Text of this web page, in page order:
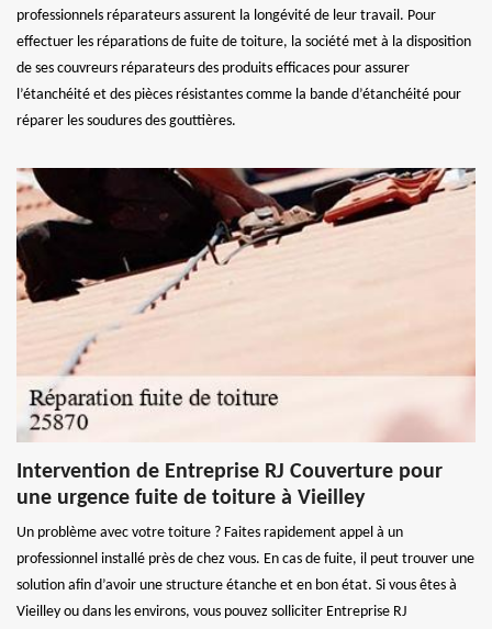
professionnels réparateurs assurent la longévité de leur travail. Pour
effectuer les réparations de fuite de toiture, la société met à la disposition
de ses couvreurs réparateurs des produits efficaces pour assurer
l’étanchéité et des pièces résistantes comme la bande d’étanchéité pour
réparer les soudures des gouttières.
Intervention de Entreprise RJ Couverture pour
une urgence fuite de toiture à Vieilley
Un problème avec votre toiture ? Faites rapidement appel à un
professionnel installé près de chez vous. En cas de fuite, il peut trouver une
solution afin d’avoir une structure étanche et en bon état. Si vous êtes à
Vieilley ou dans les environs, vous pouvez solliciter Entreprise RJ